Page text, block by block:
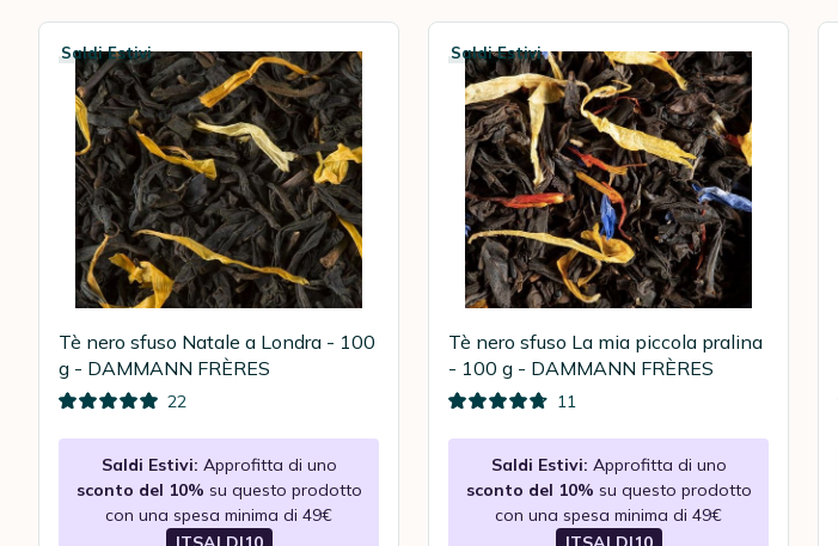
Saldi Estivi
Tè nero sfuso Natale a Londra - 100
g - DAMMANN FRÈRES
22
Saldi Estivi: Approfitta di uno
sconto del 10% su questo prodotto
con una spesa minima di 49€
Saldi Estivi
Tè nero sfuso La mia piccola pralina
- 100 g - DAMMANN FRÈRES
11
Saldi Estivi: Approfitta di uno
sconto del 10% su questo prodotto
con una spesa minima di 49€